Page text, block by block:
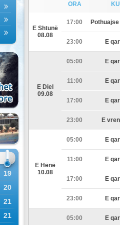
19
20
21
21
ORA
E Shtunë
08.08
17:00
23:00 E
E Diel
09.08
05:00 E
11:00 E
17:00 E
23:00 E
E Hënë
10.08
05:00 E
11:00 E
17:00 E
23:00 E
05:00 E